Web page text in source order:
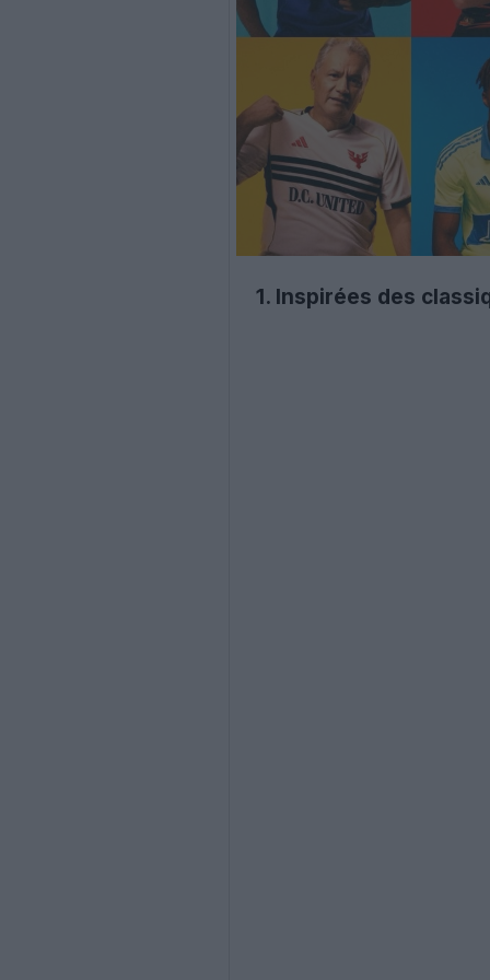
1. Inspirées des